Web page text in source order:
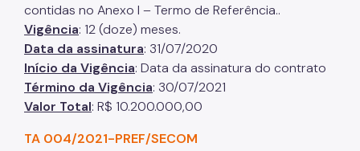
contidas no Anexo I – Termo de Referência..
Vigência: 12 (doze) meses.
Data da assinatura: 31/07/2020
Início da Vigência: Data da assinatura do contrato
Término da Vigência: 30/07/2021
Valor Total: R$ 10.200.000,00
TA 004/2021-PREF/SECOM